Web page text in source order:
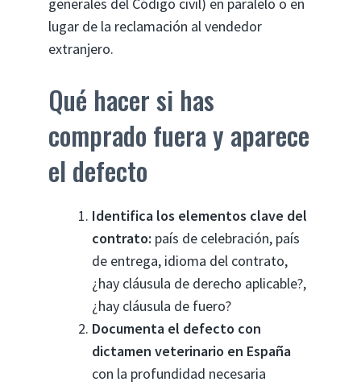
generales del Código civil) en paralelo o en
lugar de la reclamación al vendedor
extranjero.
Qué hacer si has
comprado fuera y aparece
el defecto
Identifica los elementos clave del
contrato: país de celebración, país
de entrega, idioma del contrato,
¿hay cláusula de derecho aplicable?,
¿hay cláusula de fuero?
Documenta el defecto con
dictamen veterinario en España
con la profundidad necesaria